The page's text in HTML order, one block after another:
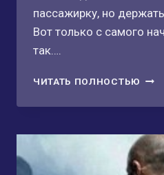
пассажирку, но
Вот только с самого
так….
ЧИТАТЬ ПОЛНОСТЬЮ
И